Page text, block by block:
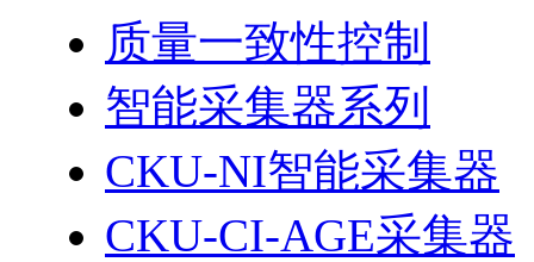
质量一致性控制
智能采集器系列
CKU-NI智能采集器
CKU-CI-AGE采集器